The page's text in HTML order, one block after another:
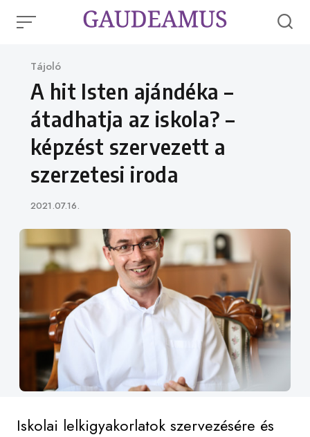
Category
Tájoló
A hit Isten ajándéka –
átadhatja az iskola? –
képzést szervezett a
szerzetesi iroda
Published
2021.07.16.
Iskolai lelkigyakorlatok szervezésére és